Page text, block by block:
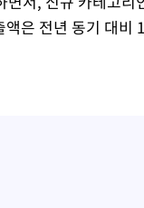
은 전년 동기 대